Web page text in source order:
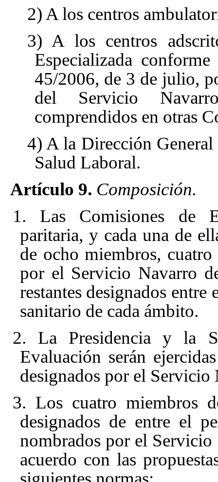
2) A los centros
3) A los centros
Especializada
45/2006, de 3 de julio,
del Servicio
comprendidos en otras
4) A la Dirección
Salud Laboral.
Artículo 9. Composición.
1. Las Comisiones de
paritaria, y cada una de
de ocho miembros,
por el Servicio Navarro
restantes designados
sanitario de cada ámbito.
2. La Presidencia y la
Evaluación serán
designados por el Servicio
3. Los cuatro miembros
designados de entre el
nombrados por el Servicio
acuerdo con las